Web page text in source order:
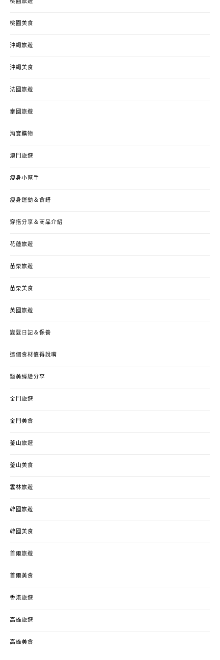
桃園旅遊
桃園美食
沖繩旅遊
沖繩美食
法國旅遊
泰國旅遊
淘寶購物
澳門旅遊
瘦身小幫手
瘦身運動＆食譜
穿搭分享＆商品介紹
花蓮旅遊
苗栗旅遊
苗栗美食
英國旅遊
變髮日記＆保養
這個食材值得說嘴
醫美經驗分享
金門旅遊
金門美食
釜山旅遊
釜山美食
雲林旅遊
韓國旅遊
韓國美食
首爾旅遊
首爾美食
香港旅遊
高雄旅遊
高雄美食